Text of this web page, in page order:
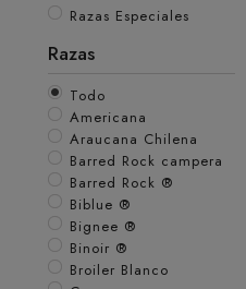
Razas Especiales
Razas
Todo
Americana
Araucana Chilena
Barred Rock campera
Barred Rock ®
Biblue ®
Bignee ®
Binoir ®
Broiler Blanco